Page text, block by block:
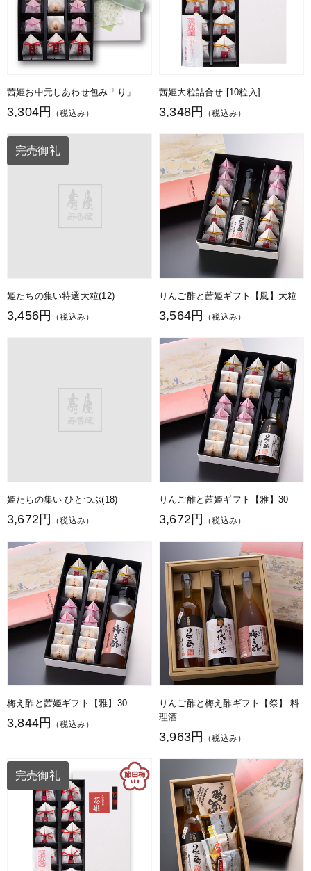
茜姫お中元しあわせ包み「り」
3,304円 （税込み）
茜姫大粒詰合せ [10粒入]
3,348円 （税込み）
姫たちの集い特選大粒(12)
3,456円 （税込み）
完売御礼
りんご酢と茜姫ギフト【風】大粒
3,564円 （税込み）
姫たちの集い ひとつぶ(18)
3,672円 （税込み）
りんご酢と茜姫ギフト【雅】30
3,672円 （税込み）
梅え酢と茜姫ギフト【雅】30
3,844円 （税込み）
りんご酢と梅え酢ギフト【祭】 料
理酒
3,963円 （税込み）
完売御礼